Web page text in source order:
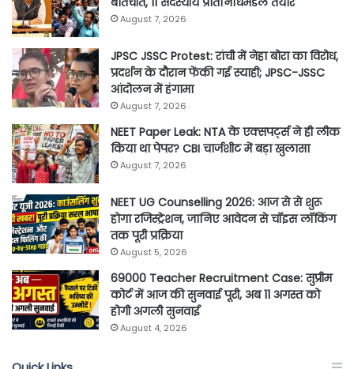
August 7, 2026
JPSC JSSC Protest: रांची में नेहा बोरा का विरोध,
प्रदर्शन के दौरान फेंकी गई स्याही; JPSC-JSSC
आंदोलन में हंगामा
August 7, 2026
NEET Paper Leak: NTA के एक्सपर्ट्स ने ही लीक
किया था पेपर? CBI चार्जशीट में बड़ा खुलासा
August 7, 2026
NEET UG Counselling 2026: आज से से शुरू
होगा रजिस्ट्रेशन, जानिए आवेदन से चॉइस लॉकिंग
तक पूरी प्रक्रिया
August 5, 2026
69000 Teacher Recruitment Case: सुप्रीम
कोर्ट में आज की सुनवाई पूरी, अब 11 अगस्त को
होगी अगली सुनवाई
August 4, 2026